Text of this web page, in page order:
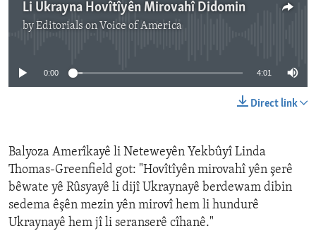
Li Ukrayna Hovîtîyên Mirovahî Didomin
byEditorials on Voice of America
0:00 4:01
Direct link
Balyoza Amerîkayê li Neteweyên Yekbûyî Linda
Thomas-Greenfield got: "Hovîtîyên mirovahî yên şerê
bêwate yê Rûsyayê li dijî Ukraynayê berdewam dibin
sedema êşên mezin yên mirovî hem li hundurê
Ukraynayê hem jî li seranserê cîhanê."